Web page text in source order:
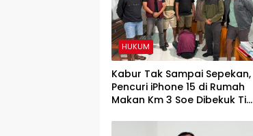
HUKUM
Kabur Tak Sampai Sepekan,
Pencuri iPhone 15 di Rumah
Makan Km 3 Soe Dibekuk Tim